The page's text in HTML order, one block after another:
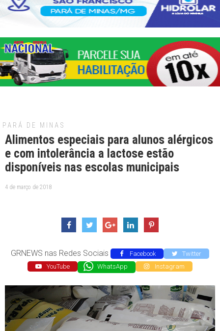
PARÁ DE MINAS
Alimentos especiais para alunos alérgicos
e com intolerância a lactose estão
disponíveis nas escolas municipais
4 de março de 2018
GRNEWS nas Redes Sociais Facebook
Twitter
YouTube
WhatsApp Instagram